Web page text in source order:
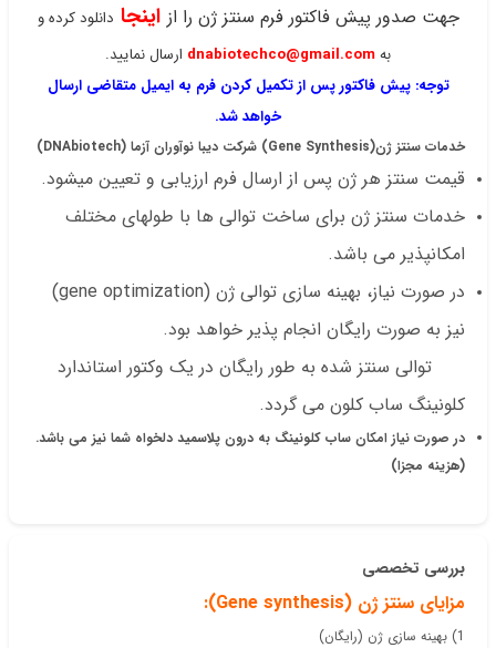
جهت صدور پیش فاکتورفرم سنتز ژن را از اینجا دانلود کرده و
بهdnabiotechco@gmail.com ارسال نمایید.
توجه: پیش فاکتور پس از تکمیل کردن فرم به ایمیل متقاضی ارسال
خواهد شد.
خدمات سنتز ژن(
Gene Synthesis
) شرکت دیبا نوآوران آزما (DNAbiotech
)
قیمت سنتز هر ژن پس از ارسال فرم ارزیابی و تعیین میشود.
خدمات سنتز ژن برای ساخت توالی ها با طولهای مختلف
امکانپذیر می باشد.
در صورت نیاز، بهینه سازی توالی ژن (gene optimization)
نیز به صورت رایگان انجام پذیر خواهد بود.
توالی سنتز شده به طور رایگان در یک وکتور استاندارد
کلونینگ ساب کلون می گردد.
در صورت نیاز امکان ساب کلونینگ به درون پلاسمید دلخواه شما نیز می باشد.
(هزینه مجزا)
بررسی تخصصی
مزایای سنتز ژن (Gene synthesis):
1) بهینه سازی ژن (رایگان)